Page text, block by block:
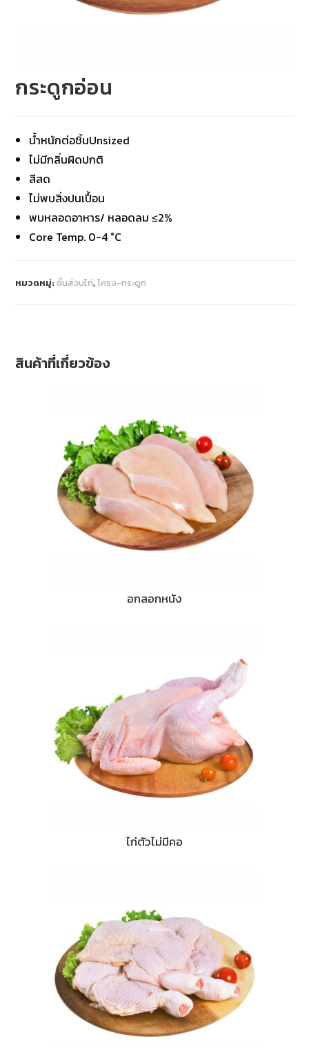
กระดูกอ่อน
น้ำหนักต่อชิ้นUnsized
ไม่มีกลิ่นผิดปกติ
สีสด
ไม่พบสิ่งปนเปื้อน
พบหลอดอาหาร/ หลอดลม ≤2%
Core Temp. 0-4 °C
หมวดหมู่:ชิ้นส่วนไก่,โครง-กระดูก
สินค้าที่เกี่ยวข้อง
อกลอกหนัง
ไก่ตัวไม่มีคอ